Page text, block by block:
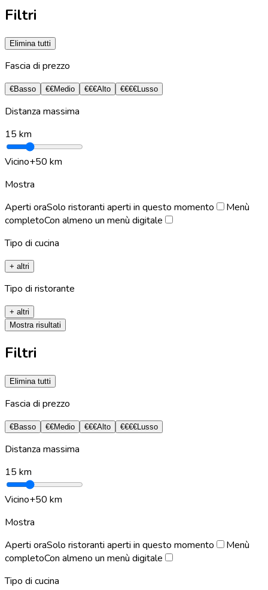
Filtri
Elimina tutti
Fascia di prezzo
€Basso €€Medio €€€Alto €€€€ Lusso
Distanza massima
15 km
Vicino+50 km
Mostra
Aperti oraSolo ristoranti aperti in questo momento
Menù
completoCon almeno un menù digitale
Tipo di cucina
+ altri
Tipo di ristorante
+ altri
Mostra risultati
Filtri
Elimina tutti
Fascia di prezzo
€Basso €€Medio €€€Alto €€€€Lusso
Distanza massima
15 km
Vicino+50 km
Mostra
Aperti oraSolo ristoranti aperti in questo momento
Menù
completoCon almeno un menù digitale
Tipo di cucina